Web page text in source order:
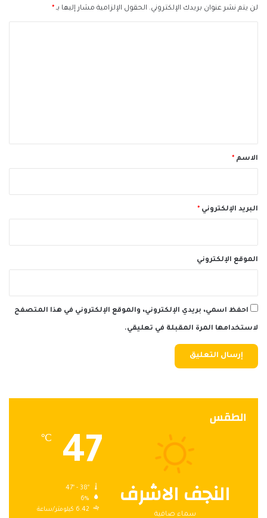
لن يتم نشر عنوان بريدك الإلكتروني. الحقول الإلزامية مشار إليها بـ *
*الاسم *
البريد الإلكتروني *
الموقع الإلكتروني
احفظ اسمي، بريدي الإلكتروني، والموقع الإلكتروني في هذا المتصفح
لاستخدامها المرة المقبلة في تعليقي.
الطقس
النجف الاشرف
سماء صافية
47
℃
6%
6.42 كيلومتر/ساعة